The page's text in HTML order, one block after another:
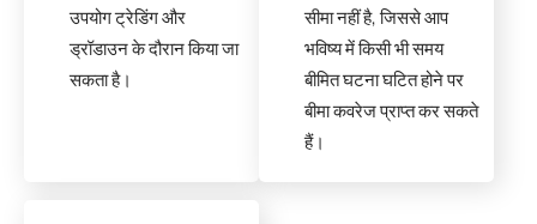
उपयोग ट्रेडिंग और
ड्रॉडाउन के दौरान किया जा
सकता है।
सीमा नहीं है, जिससे आप
भविष्य में किसी भी समय
बीमित घटना घटित होने पर
बीमा कवरेज प्राप्त कर सकते
हैं।